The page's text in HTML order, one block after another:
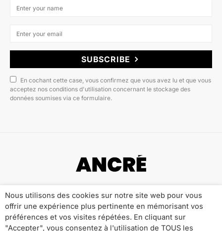
SUBSCRIBE
En cochant cette case, vous confirmez que vous avez lu et que vous
acceptez nos conditions d'utilisation concernant le stockage des
données soumises via ce formulaire.
Qui sommes-nous ? Publicité
Contact
Mentions Légales
Politique de Confidentialité
Nous utilisons des cookies sur notre site web pour vous
offrir une expérience plus pertinente en mémorisant vos
préférences et vos visites répétées. En cliquant sur
"Accepter", vous consentez à l'utilisation de TOUS les